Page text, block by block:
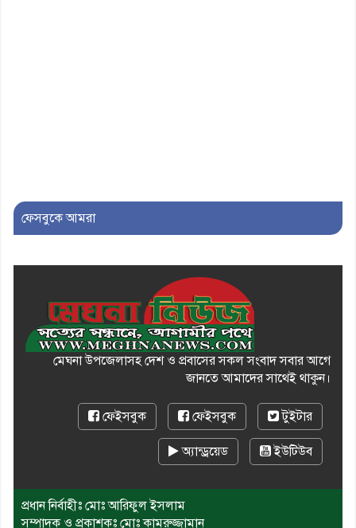
ফেসবুকে আমরা
মেঘনা উপজেলাসহ দেশ ও প্রবাসের সকল সংবাদ সবার আগে
জানতে আমাদের সাথেই থাকুন।
ফেইসবুক ফেইসবুক টুইটার
অ্যান্ড্রয়েড ইউটিউব
প্রধান নির্বাহীঃ মোঃ আরিফুল ইসলাম
সম্পাদক ও প্রকাশকঃ মোঃ কামরুজ্জামান